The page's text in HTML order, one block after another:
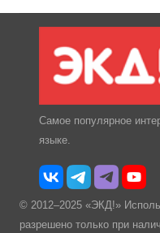
Самое популярное
языке.
© 2012–2025 «ЭКД!»
разрешено только при